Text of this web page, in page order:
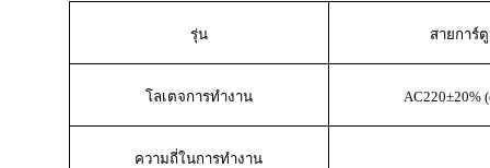
รุ่น สายการ์
โลเตจการทํางาน AC220±20%
ความถี่ในการทํางาน